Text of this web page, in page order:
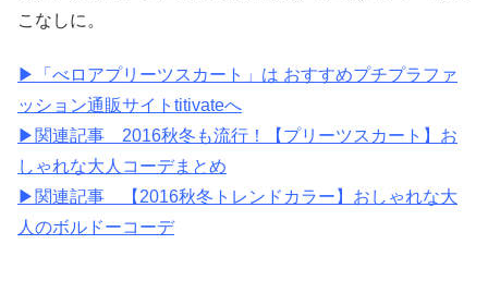
こなしに。
▶︎「べロアプリーツスカート」は おすすめプチプラファ
ッション通販サイトtitivateへ
▶︎関連記事 2016秋冬も流行！【プリーツスカート】お
しゃれな大人コーデまとめ
▶︎関連記事 【2016秋冬トレンドカラー】おしゃれな大
人のボルドーコーデ